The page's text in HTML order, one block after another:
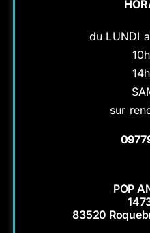
du LUNDI
sur
POP
83520